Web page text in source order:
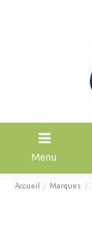
Menu
Accueil Marques